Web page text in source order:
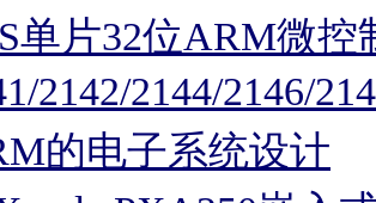
单片32位ARM微控
2142/2144/2146/
的电子系统设计